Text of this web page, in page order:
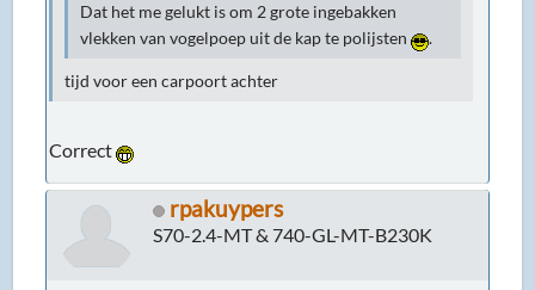
Dat het me gelukt is om 2 grote ingebakken
vlekken van vogelpoep uit de kap te polijsten
.
tijd voor een carpoort achter
Correct
rpakuypers
S70-2.4-MT & 740-GL-MT-B230K